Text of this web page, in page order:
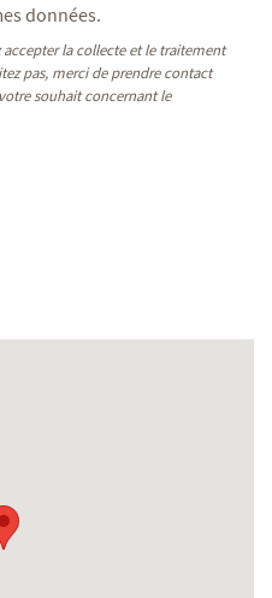
données.
la collecte et le traitement
pas, merci de prendre contact
souhait concernant le